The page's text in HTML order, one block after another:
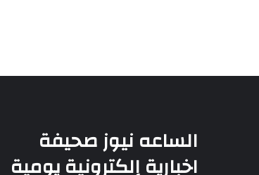
الساعه نيوز صحيفة
اخبارية إلكترونية يومية